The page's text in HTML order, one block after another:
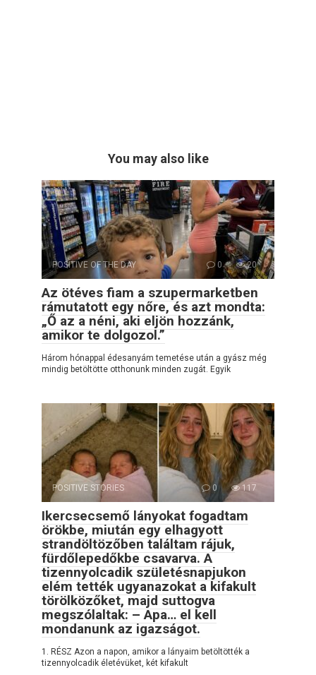
You may also like
POSITIVE OF THE DAY 0 20
Az ötéves fiam a szupermarketben
rámutatott egy nőre, és azt mondta:
„Ő az a néni, aki eljön hozzánk,
amikor te dolgozol.”
Három hónappal édesanyám temetése után a gyász még
mindig betöltötte otthonunk minden zugát. Egyik
POSITIVE STORIES 0 117
Ikercsecsemő lányokat fogadtam
örökbe, miután egy elhagyott
strandöltözőben találtam rájuk,
fürdőlepedőkbe csavarva. A
tizennyolcadik születésnapjukon
elém tették ugyanazokat a kifakult
törölközőket, majd suttogva
megszólaltak: – Apa… el kell
mondanunk az igazságot.
1. RÉSZ Azon a napon, amikor a lányaim betöltötték a
tizennyolcadik életévüket, két kifakult